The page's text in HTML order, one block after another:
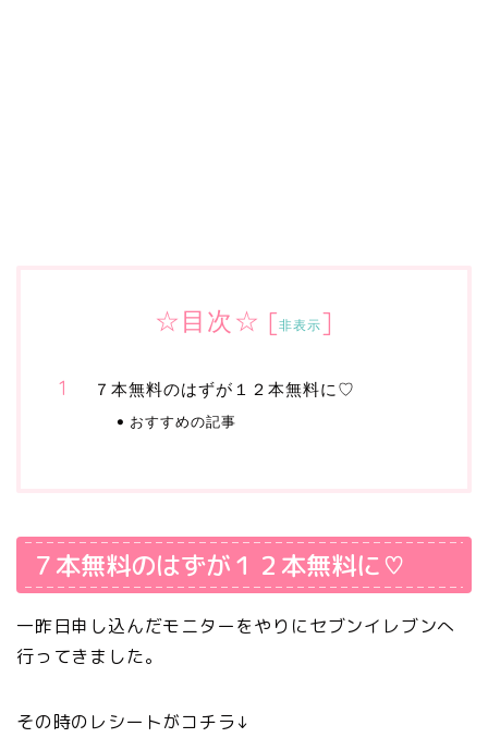
☆目次☆ [非表示]
７本無料のはずが１２本無料に♡
おすすめの記事
７本無料のはずが１２本無料に♡
一昨日申し込んだモニターをやりにセブンイレブンへ
行ってきました。
その時のレシートがコチラ↓